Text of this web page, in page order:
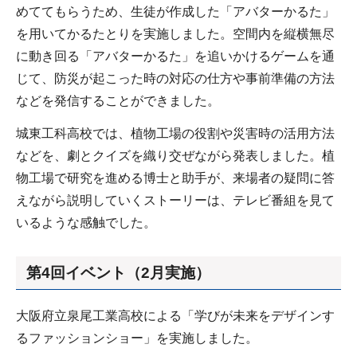
めててもらうため、生徒が作成した「アバターかるた」
を用いてかるたとりを実施しました。空間内を縦横無尽
に動き回る「アバターかるた」を追いかけるゲームを通
じて、防災が起こった時の対応の仕方や事前準備の方法
などを発信することができました。
城東工科高校では、植物工場の役割や災害時の活用方法
などを、劇とクイズを織り交ぜながら発表しました。植
物工場で研究を進める博士と助手が、来場者の疑問に答
えながら説明していくストーリーは、テレビ番組を見て
いるような感触でした。
第4回イベント（2月実施）
大阪府立泉尾工業高校による「学びが未来をデザインす
るファッションショー」を実施しました。